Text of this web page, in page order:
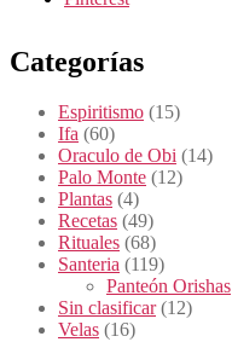
Categorías
Espiritismo (15)
Ifa (60)
Oraculo de Obi (14)
Palo Monte (12)
Plantas (4)
Recetas (49)
Rituales (68)
Santeria (119)
Panteón Orishas
Sin clasificar(12)
Velas (16)